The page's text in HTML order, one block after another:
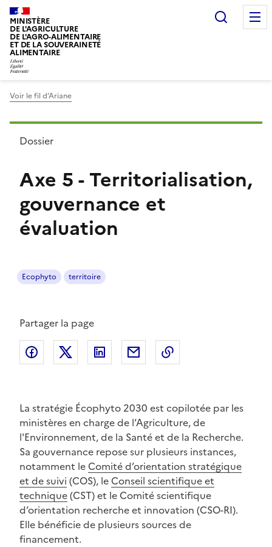
MINISTÈRE
DE L'AGRICULTURE
DE L'AGRO-ALIMENTAIRE
ET DE LA SOUVERAINETÉ
ALIMENTAIRE
Voir le fil d’Ariane
Dossier
Axe 5 - Territorialisation,
gouvernance et
évaluation
Ecophyto territoire
Partager la page
Partager sur Facebook
Partager sur Twitter
Partager sur LinkedIn
Partager par email
La stratégie Écophyto 2030 est copilotée par les
ministères en charge de l’Agriculture, de
l'Environnement, de la Santé et de la Recherche.
Sa gouvernance repose sur plusieurs instances,
notamment le Comité d’orientation stratégique
et de suivi (COS), le Conseil scientifique et
technique(CST) et le Comité scientifique
d’orientation recherche et innovation (CSO-RI).
Elle bénéficie de plusieurs sources de
financement.